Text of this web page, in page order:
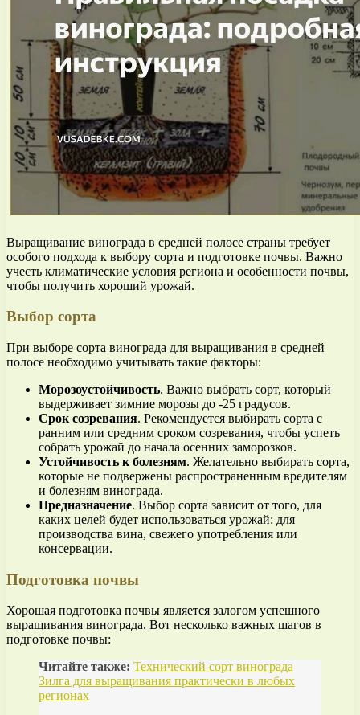
Выращивание винограда в средней полосе страны требует
особого подхода к выбору сорта и подготовке почвы. Важно
учесть климатические условия региона и особенности почвы,
чтобы получить хороший урожай.
Выбор сорта
При выборе сорта винограда для выращивания в средней
полосе необходимо учитывать такие факторы:
Морозоустойчивость. Важно выбрать сорт, который
выдерживает зимние морозы до -25 градусов.
Срок созревания. Рекомендуется выбирать сорта с
ранним или средним сроком созревания, чтобы успеть
собрать урожай до начала осенних заморозков.
Устойчивость к болезням. Желательно выбирать сорта,
которые не подвержены распространенным вредителям
и болезням винограда.
Предназначение. Выбор сорта зависит от того, для
каких целей будет использоваться урожай: для
производства вина, свежего употребления или
консервации.
Подготовка почвы
Хорошая подготовка почвы является залогом успешного
выращивания винограда. Вот несколько важных шагов в
подготовке почвы:
Читайте также: Технический сорт винограда
Зилга для выращивания практически в любых
регионах